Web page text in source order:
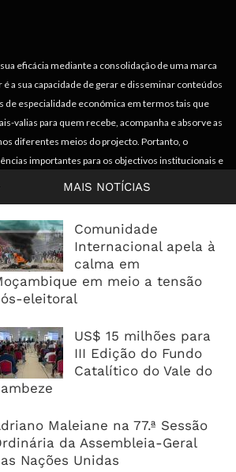
MAIS NOTÍCIAS
Comunidade
Internacional apela à
calma em
em meio a tensão
eleitoral
US$ 15 milhões para
III Edição do Fundo
Catalítico do Vale do
Maleiane na 77.ª Sessão
da Assembleia-Geral
Nações Unidas
eficácia mediante a consolidação de uma marca
a sua capacidade de gerar e disseminar conteúdos
especialidade económica em termos tais que
valias para quem recebe, acompanha e absorve as
diferentes meios do projecto. Portanto, o
importantes para os objectivos institucionais e
Capacidade Cimenteira Coloca
E Das Exportações
Aprova US$265 Milhões E
Do Lobito
LNG Avança Com Selecção